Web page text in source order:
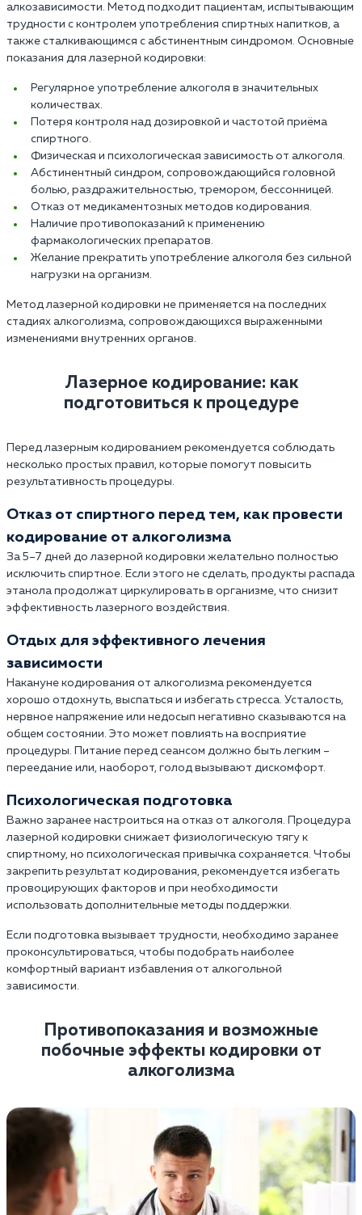
алкозависимости. Метод подходит пациентам, испытывающим
трудности с контролем употребления спиртных напитков, а
также сталкивающимся с абстинентным синдромом. Основные
показания для лазерной кодировки:
Регулярное употребление алкоголя в значительных
количествах.
Потеря контроля над дозировкой и частотой приёма
спиртного.
Физическая и психологическая зависимость от алкоголя.
Абстинентный синдром, сопровождающийся головной
болью, раздражительностью, тремором, бессонницей.
Отказ от медикаментозных методов кодирования.
Наличие противопоказаний к применению
фармакологических препаратов.
Желание прекратить употребление алкоголя без сильной
нагрузки на организм.
Метод лазерной кодировки не применяется на последних
стадиях алкоголизма, сопровождающихся выраженными
изменениями внутренних органов.
Лазерное кодирование: как
подготовиться к процедуре
Перед лазерным кодированием рекомендуется соблюдать
несколько простых правил, которые помогут повысить
результативность процедуры.
Отказ от спиртного перед тем, как провести
кодирование от алкоголизма
За 5–7 дней до лазерной кодировки желательно полностью
исключить спиртное. Если этого не сделать, продукты распада
этанола продолжат циркулировать в организме, что снизит
эффективность лазерного воздействия.
Отдых для эффективного лечения
зависимости
Накануне кодирования от алкоголизма рекомендуется
хорошо отдохнуть, выспаться и избегать стресса. Усталость,
нервное напряжение или недосып негативно сказываются на
общем состоянии. Это может повлиять на восприятие
процедуры. Питание перед сеансом должно быть легким –
переедание или, наоборот, голод вызывают дискомфорт.
Психологическая подготовка
Важно заранее настроиться на отказ от алкоголя. Процедура
лазерной кодировки снижает физиологическую тягу к
спиртному, но психологическая привычка сохраняется. Чтобы
закрепить результат кодирования, рекомендуется избегать
провоцирующих факторов и при необходимости
использовать дополнительные методы поддержки.
Если подготовка вызывает трудности, необходимо заранее
проконсультироваться, чтобы подобрать наиболее
комфортный вариант избавления от алкогольной
зависимости.
Противопоказания и возможные
побочные эффекты кодировки от
алкоголизма